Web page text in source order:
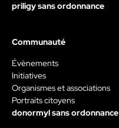
priligy sans ordonnance
Communauté
Évènements
Initiatives
Organismes et associations
Portraits citoyens
donormyl sans ordonnance